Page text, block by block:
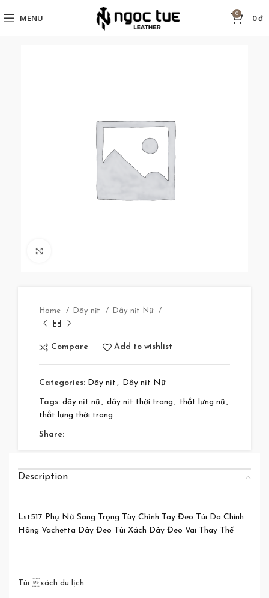
MENU 0 0₫
Home Dây nịt Dây nịt Nữ
Compare Add to wishlist
Categories: Dây nịt , Dây nịt Nữ
Tags: dây nịt nữ , dây nịt thời trang , thắt lưng nữ ,
thắt lưng thời trang
Share:
Description
Lst517 Phụ Nữ Sang Trọng Tùy Chỉnh Tay Đeo Túi Da Chính
Hãng Vachetta Dây Đeo Túi Xách Dây Đeo Vai Thay Thế
Túi xách du lịch